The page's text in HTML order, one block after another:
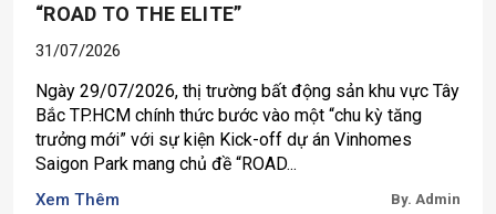
“ROAD TO THE ELITE”
31/07/2026
Ngày 29/07/2026, thị trường bất động sản khu vực Tây
Bắc TP.HCM chính thức bước vào một “chu kỳ tăng
trưởng mới” với sự kiện Kick-off dự án Vinhomes
Saigon Park mang chủ đề “ROAD...
Xem Thêm By. Admin